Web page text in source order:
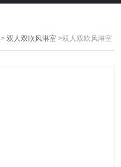
>双人双吹风淋室 >双人双吹风淋室